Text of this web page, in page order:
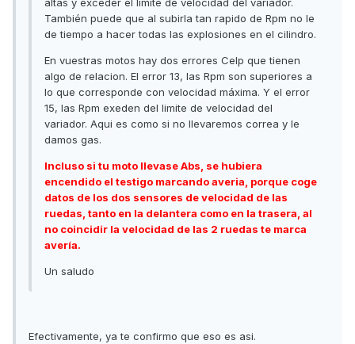
altas y exceder el límite de velocidad del variador.
También puede que al subirla tan rapido de Rpm no le
de tiempo a hacer todas las explosiones en el cilindro.
En vuestras motos hay dos errores Celp que tienen
algo de relacion. El error 13, las Rpm son superiores a
lo que corresponde con velocidad máxima. Y el error
15, las Rpm exeden del limite de velocidad del
variador. Aqui es como si no llevaremos correa y le
damos gas.
Incluso si tu moto llevase Abs, se hubiera
encendido el testigo marcando averia, porque coge
datos de los dos sensores de velocidad de las
ruedas, tanto en la delantera como en la trasera, al
no coincidir la velocidad de las 2 ruedas te marca
avería.
Un saludo
Efectivamente, ya te confirmo que eso es asi.